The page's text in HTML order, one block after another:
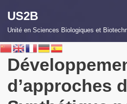
Aller
contenu
US2B
Unité en Sciences Biologiques et
d’approches